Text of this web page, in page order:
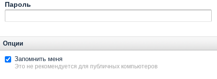
Пароль
Опции
Запомнить меня
Это не рекомендуется для публичных компьютеров